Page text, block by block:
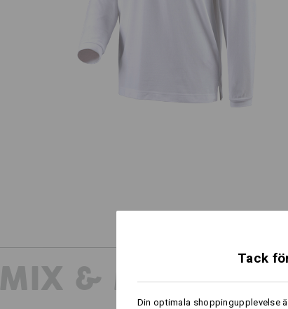
MIX & MATCH Tack
Din optimala shoppingupplevelse